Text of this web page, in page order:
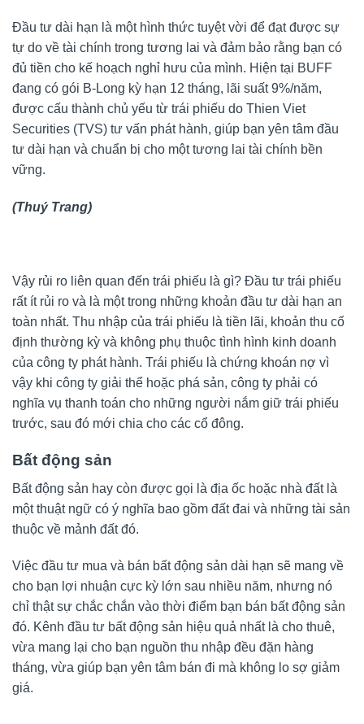
Đầu tư dài hạn là một hình thức tuyệt vời để đạt được sự
tự do về tài chính trong tương lai và đảm bảo rằng bạn có
đủ tiền cho kế hoạch nghỉ hưu của mình. Hiện tại BUFF
đang có gói B-Long kỳ hạn 12 tháng, lãi suất 9%/năm,
được cấu thành chủ yếu từ trái phiếu do Thien Viet
Securities (TVS) tư vấn phát hành, giúp bạn yên tâm đầu
tư dài hạn và chuẩn bị cho một tương lai tài chính bền
vững.
(Thuý Trang)
Vậy rủi ro liên quan đến trái phiếu là gì? Đầu tư trái phiếu
rất ít rủi ro và là một trong những khoản đầu tư dài hạn an
toàn nhất. Thu nhập của trái phiếu là tiền lãi, khoản thu cố
định thường kỳ và không phụ thuộc tình hình kinh doanh
của công ty phát hành. Trái phiếu là chứng khoán nợ vì
vậy khi công ty giải thể hoặc phá sản, công ty phải có
nghĩa vụ thanh toán cho những người nắm giữ trái phiếu
trước, sau đó mới chia cho các cổ đông.
Bất động sản
Bất động sản hay còn được gọi là địa ốc hoặc nhà đất là
một thuật ngữ có ý nghĩa bao gồm đất đai và những tài sản
thuộc về mảnh đất đó.
Việc đầu tư mua và bán bất động sản dài hạn sẽ mang về
cho bạn lợi nhuận cực kỳ lớn sau nhiều năm, nhưng nó
chỉ thật sự chắc chắn vào thời điểm bạn bán bất động sản
đó. Kênh đầu tư bất động sản hiệu quả nhất là cho thuê,
vừa mang lại cho bạn nguồn thu nhập đều đặn hàng
tháng, vừa giúp bạn yên tâm bán đi mà không lo sợ giảm
giá.